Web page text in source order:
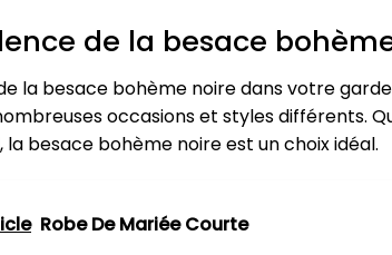
de la besace
la besace bohème noire dans votre
occasions et styles différents.
la besace bohème noire est un choix idéal.
Robe De Mariée Courte